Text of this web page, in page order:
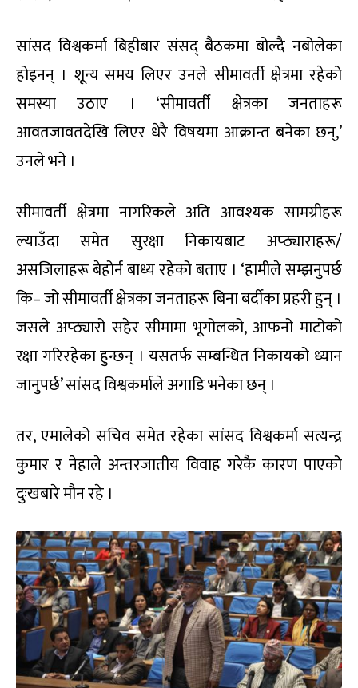
सांसद विश्वकर्मा बिहीबार संसद् बैठकमा बोल्दै नबोलेका
होइनन् । शून्य समय लिएर उनले सीमावर्ती क्षेत्रमा रहेको
समस्या उठाए । ‘सीमावर्ती क्षेत्रका जनताहरू
आवतजावतदेखि लिएर धेरै विषयमा आक्रान्त बनेका छन्,’
उनले भने ।
सीमावर्ती क्षेत्रमा नागरिकले अति आवश्यक सामग्रीहरू
ल्याउँदा समेत सुरक्षा निकायबाट अप्ठ्याराहरू/
असजिलाहरू बेहोर्न बाध्य रहेको बताए । ‘हामीले सम्झनुपर्छ
कि– जो सीमावर्ती क्षेत्रका जनताहरू बिना बर्दीका प्रहरी हुन् ।
जसले अप्ठ्यारो सहेर सीमामा भूगोलको, आफनो माटोको
रक्षा गरिरहेका हुन्छन् । यसतर्फ सम्बन्धित निकायको ध्यान
जानुपर्छ’ सांसद विश्वकर्माले अगाडि भनेका छन् ।
तर, एमालेको सचिव समेत रहेका सांसद विश्वकर्मा सत्यन्द्र
कुमार र नेहाले अन्तरजातीय विवाह गरेकै कारण पाएको
दुःखबारे मौन रहे ।